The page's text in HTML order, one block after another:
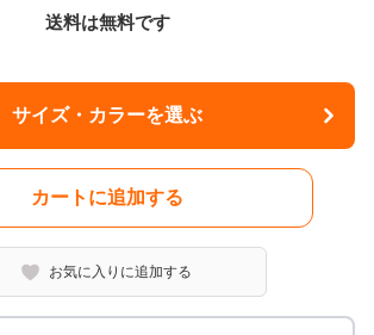
送料は無料です
サイズ・カラーを選ぶ
カートに追加する
お気に入りに追加する